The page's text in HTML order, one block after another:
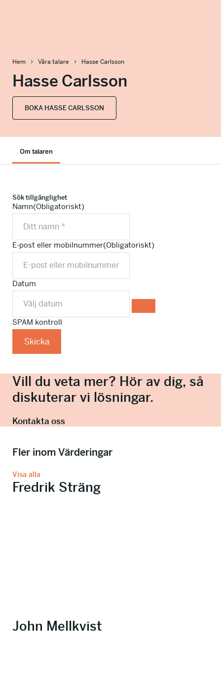
Hem Våra talare Hasse Carlsson
Hasse Carlsson
BOKA HASSE CARLSSON
Om talaren
Sök tillgänglighet
Namn(Obligatoriskt)
E-post eller mobilnummer(Obligatoriskt)
Datum
SPAM kontroll
Skicka
Vill du veta mer? Hör av dig, så
diskuterar vi lösningar.
Kontakta oss
Fler inom Värderingar
Visa alla
Fredrik Sträng
John Mellkvist